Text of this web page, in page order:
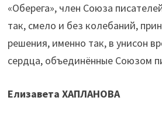
«Оберега», член Союза
так, смело и без колебаний,
решения, именно так, в унисон
сердца, объединённые Союзом
Елизавета ХАПЛАНОВА